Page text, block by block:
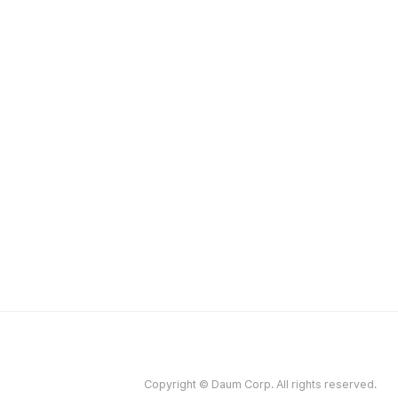
Copyright © Daum Corp. All rights reserved.